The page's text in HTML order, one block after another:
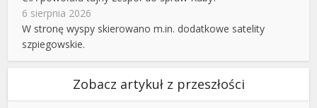
6 sierpnia 2026
W stronę wyspy skierowano m.in. dodatkowe satelity
szpiegowskie.
Zobacz artykuł z przeszłości